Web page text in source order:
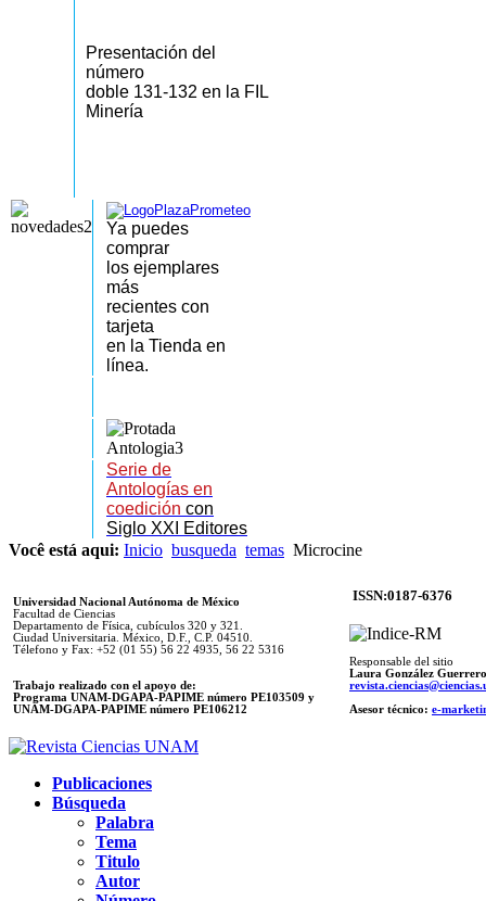
Presentación del
número
doble 131-132 en la FIL
Minería
Ya puedes
comprar
los ejemplares
más
recientes con
tarjeta
en la Tienda en
línea.
Serie de
Antologías en
coedición con
Siglo XXI Editores
Você está aqui: Inicio busqueda temas Microcine
Universidad Nacional Autónoma de México
Facultad de Ciencias
Departamento de Física, cubículos 320 y 321.
Ciudad Universitaria. México, D.F., C.P. 04510.
Télefono y Fax: +52 (01 55) 56 22 4935, 56 22 5316
Trabajo realizado con el apoyo de:
Programa UNAM-DGAPA-PAPIME número PE103509 y
UNAM-DGAPA-PAPIME número PE106212
ISSN:0187-6376
Responsable del sitio
Laura González Guerrero
Asesor técnico: e-
Publicaciones
Búsqueda
Palabra
Tema
Titulo
Autor